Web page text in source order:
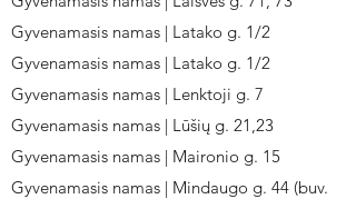
Gyvenamasis namas | Latako g. 1/2
Gyvenamasis namas | Latako g. 1/2
Gyvenamasis namas | Lenktoji g. 7
Gyvenamasis namas | Lūšių g. 21,23
Gyvenamasis namas | Maironio g. 15
Gyvenamasis namas | Mindaugo g. 44 (buv.